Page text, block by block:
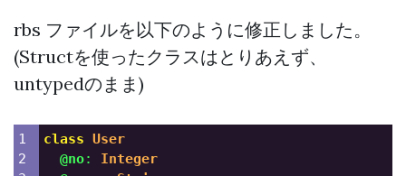
rbs ファイルを以下のように修正しました。
(Structを使ったクラスはとりあえず、
untypedのまま)
1
2
class User
@no:
Integer